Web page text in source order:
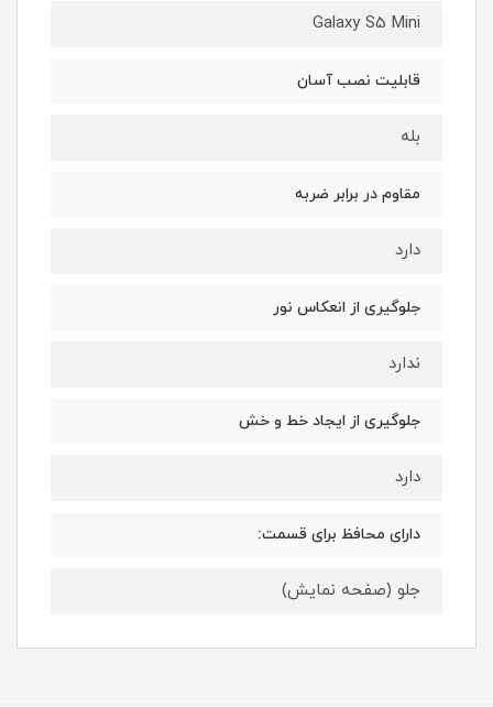
Galaxy S5 Mini
قابلیت نصب آسان
بله
مقاوم در برابر ضربه
دارد
جلوگیری از انعکاس نور
ندارد
جلوگیری از ایجاد خط و خش
دارد
دارای محافظ برای قسمت:
جلو (صفحه نمایش)